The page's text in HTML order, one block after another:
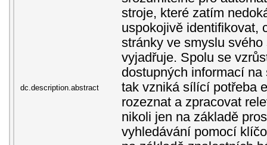
dc.description.abstract
stroje, které zatím
uspokojivě identifikovat,
stránky ve smyslu
vyjadřuje. Spolu se
dostupných informací
tak vzniká sílící potřeba
rozeznat a zpracovat
nikoli jen na základě
vyhledávání pomocí